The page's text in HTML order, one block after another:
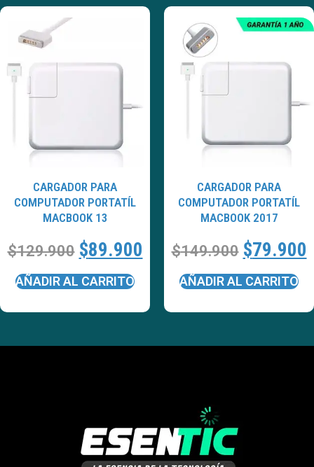
CARGADOR PARA
COMPUTADOR PORTATÍL
MACBOOK 13
$129.900 $89.900
AÑADIR AL CARRITO
CARGADOR PARA
COMPUTADOR PORTATÍL
MACBOOK 2017
$149.900 $79.900
AÑADIR AL CARRITO